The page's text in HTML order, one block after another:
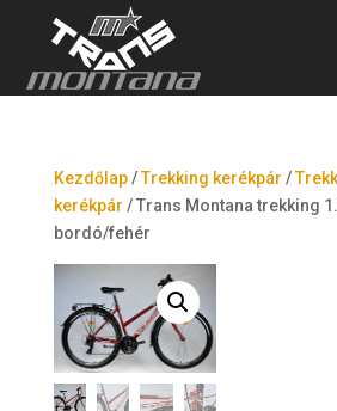
Kezdőlap/Trekking kerékpár /
kerékpár /Trans Montana trekking
bordó/fehér